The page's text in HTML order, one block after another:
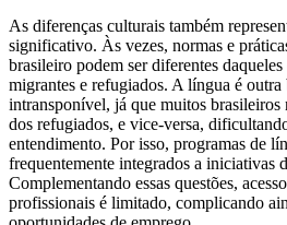
As diferenças culturais também
significativo. Às vezes, normas e
brasileiro podem ser diferentes
migrantes e refugiados. A língua é
intransponível, já que muitos brasileiros
dos refugiados, e vice-versa,
entendimento. Por isso, programas de
frequentemente integrados a iniciativas
Complementando essas questões,
profissionais é limitado, complicando